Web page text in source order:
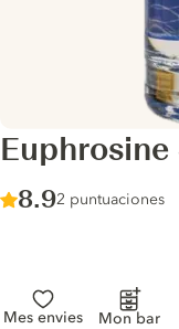
Score :
8.9/ 10
2 puntuaciones
Mes envies Mon bar